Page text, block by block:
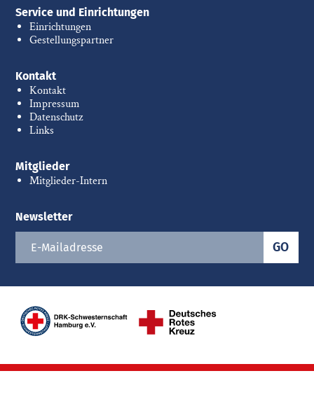
Service und Einrichtungen
Einrichtungen
Gestellungspartner
Kontakt
Kontakt
Impressum
Datenschutz
Links
Mitglieder
Mitglieder-Intern
Newsletter
GO